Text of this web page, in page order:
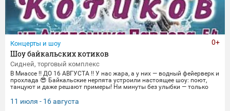
Концерты и шоу
Шоу байкальских котиков
Сидней, торговый комплекс
В Миассе ‼️ ДО 16 АВГУСТА ‼️ У нас жара, а у них — водный фейерверк и
прохлада 😎 Байкальские нерпята устроили настоящее шоу: поют,
танцуют и даже решают примеры! Ни минуты без улыбки — только
позитивом вместе с нами! 🌊 График представлений: Со среды по
пятницу 14:00, 16:00,18:30 Суббота и воскресенье
11 июля - 16 августа
0+